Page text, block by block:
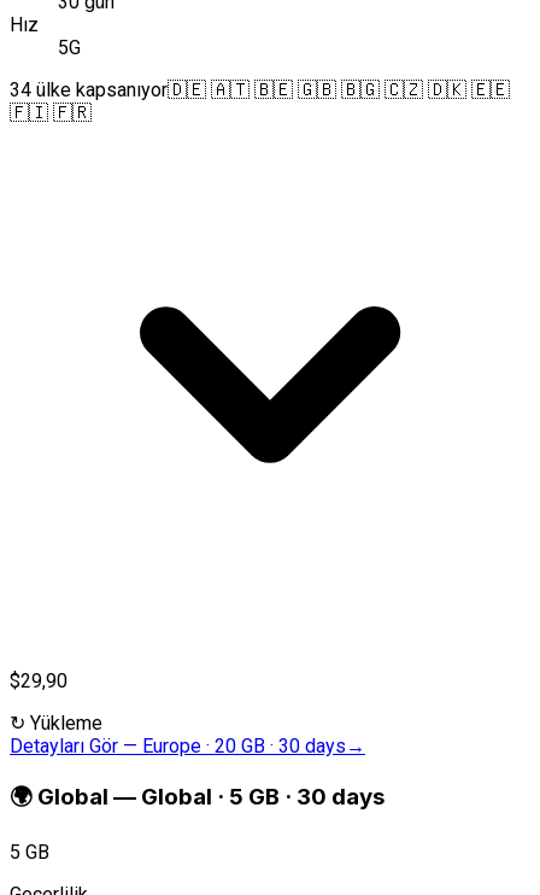
Hız
5G
34 ülke kapsanıyor🇩🇪 🇦🇹 🇧🇪 🇬🇧 🇧🇬 🇨🇿 🇩🇰 🇪🇪
🇫🇮 🇫🇷
$29,90
↻ Yükleme
Detayları Gör — Europe · 20 GB · 30 days →
🌍 Global — Global · 5 GB · 30 days
5 GB